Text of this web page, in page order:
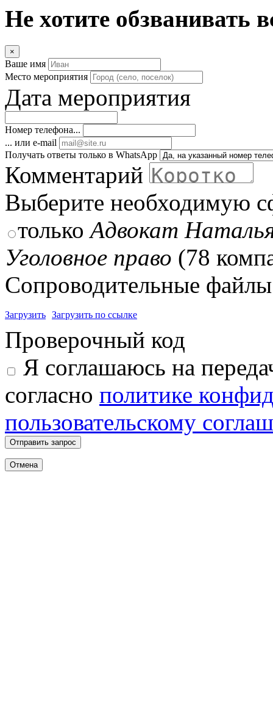
Не хотите обзванивать
×
Ваше имя
Место мероприятия
Дата мероприятия
Номер телефона...
... или e-mail
Получать ответы только в WhatsApp
Комментарий
Выберите необходимую
толькоАдвокат
Уголовное право (78
Сопроводительные
Загрузить Загрузить по ссылке
Проверочный код
Я соглашаюсь на
согласно политике
пользовательскому
Отправить запрос
Отмена